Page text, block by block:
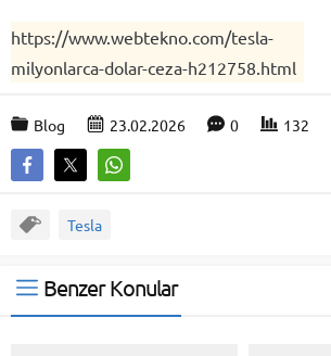
https://www.webtekno.com/tesla-
milyonlarca-dolar-ceza-h212758.html
Blog 23.02.2026 0 132
Tesla
Benzer Konular